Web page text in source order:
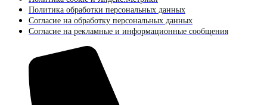
Политика обработки персональных данных
Согласие на обработку персональных данных
Согласие на рекламные и информационные сообщения